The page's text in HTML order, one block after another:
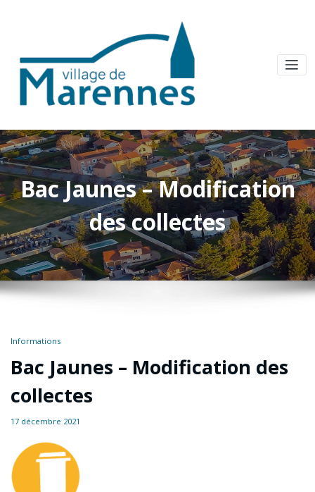
Bac Jaunes – Modification
des collectes
Informations
Bac Jaunes – Modification des
collectes
17 décembre 2021